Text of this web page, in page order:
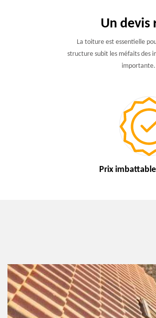
Un devis
La toiture est essentielle
structure subit les méfaits des
importante.
Prix